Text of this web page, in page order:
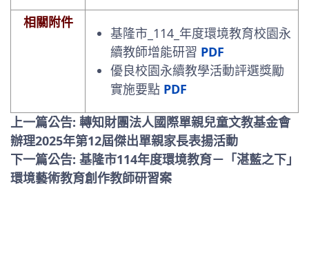
相關附件
基隆市_114_年度環境教育校園永
續教師增能研習 PDF
優良校園永續教學活動評選獎勵
實施要點 PDF
上一篇公告: 轉知財團法人國際單親兒童文教基金會
辦理2025年第12屆傑出單親家長表揚活動
下一篇公告: 基隆市114年度環境教育－「湛藍之下」
環境藝術教育創作教師研習案